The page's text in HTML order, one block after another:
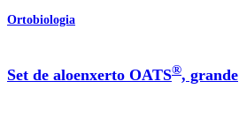
Ortobiologia
Set de aloenxerto OATS®, grande